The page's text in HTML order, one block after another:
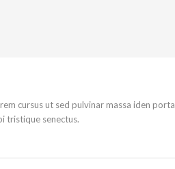
cursus ut sed pulvinar massa iden porta
tristique senectus.